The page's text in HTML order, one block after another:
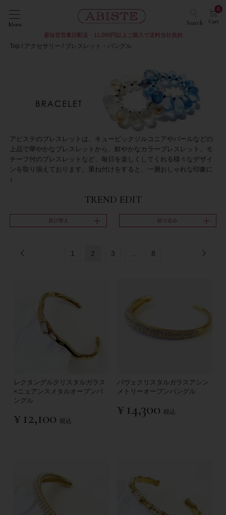
Menu Search Cart
0
最短翌営業日配送・11,000円以上ご購入で送料当社負担
Top アクセサリー ブレスレット・バングル
アビステのブレスレットは、キュービックジルコニアやパールなどの
上品で華やかなブレスレットから、鮮やかなカラーブレスレット、モ
チーフ付のブレスレットなど、毎日を楽しくしてくれる様々なデザイ
ンを取り揃えております。重ね付けをすると、一層おしゃれな印象に
♪
TREND EDIT
並び替え 絞り込み
1 2 3 8
レクタングルクリスタルガラス
×ニュアンスメタルオープンバ
ングル
¥ 12,100 税込
パヴェクリスタルガラスアシン
メトリーオープンバングル
¥ 14,300 税込